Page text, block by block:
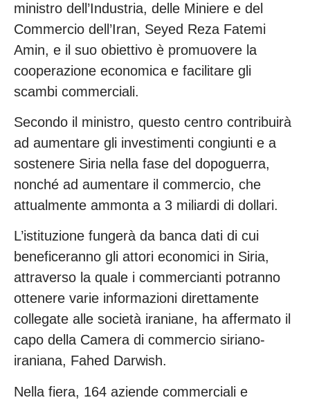
ministro dell’Industria, delle Miniere e del
Commercio dell’Iran, Seyed Reza Fatemi
Amin, e il suo obiettivo è promuovere la
cooperazione economica e facilitare gli
scambi commerciali.
Secondo il ministro, questo centro contribuirà
ad aumentare gli investimenti congiunti e a
sostenere Siria nella fase del dopoguerra,
nonché ad aumentare il commercio, che
attualmente ammonta a 3 miliardi di dollari.
L’istituzione fungerà da banca dati di cui
beneficeranno gli attori economici in Siria,
attraverso la quale i commercianti potranno
ottenere varie informazioni direttamente
collegate alle società iraniane, ha affermato il
capo della Camera di commercio siriano-
iraniana, Fahed Darwish.
Nella fiera, 164 aziende commerciali e